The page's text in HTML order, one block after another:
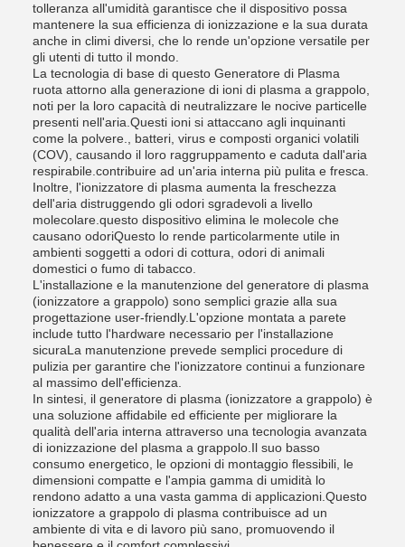
tolleranza all'umidità garantisce che il dispositivo possa
mantenere la sua efficienza di ionizzazione e la sua durata
anche in climi diversi, che lo rende un'opzione versatile per
gli utenti di tutto il mondo.
La tecnologia di base di questo Generatore di Plasma
ruota attorno alla generazione di ioni di plasma a grappolo,
noti per la loro capacità di neutralizzare le nocive particelle
presenti nell'aria.Questi ioni si attaccano agli inquinanti
come la polvere., batteri, virus e composti organici volatili
(COV), causando il loro raggruppamento e caduta dall'aria
respirabile.contribuire ad un'aria interna più pulita e fresca.
Inoltre, l'ionizzatore di plasma aumenta la freschezza
dell'aria distruggendo gli odori sgradevoli a livello
molecolare.questo dispositivo elimina le molecole che
causano odoriQuesto lo rende particolarmente utile in
ambienti soggetti a odori di cottura, odori di animali
domestici o fumo di tabacco.
L'installazione e la manutenzione del generatore di plasma
(ionizzatore a grappolo) sono semplici grazie alla sua
progettazione user-friendly.L'opzione montata a parete
include tutto l'hardware necessario per l'installazione
sicuraLa manutenzione prevede semplici procedure di
pulizia per garantire che l'ionizzatore continui a funzionare
al massimo dell'efficienza.
In sintesi, il generatore di plasma (ionizzatore a grappolo) è
una soluzione affidabile ed efficiente per migliorare la
qualità dell'aria interna attraverso una tecnologia avanzata
di ionizzazione del plasma a grappolo.Il suo basso
consumo energetico, le opzioni di montaggio flessibili, le
dimensioni compatte e l'ampia gamma di umidità lo
rendono adatto a una vasta gamma di applicazioni.Questo
ionizzatore a grappolo di plasma contribuisce ad un
ambiente di vita e di lavoro più sano, promuovendo il